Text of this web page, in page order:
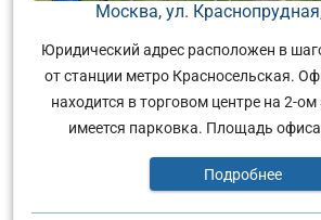
Москва, ул.
Юридический адрес расположен в
от станции метро Красносельская.
находится в торговом центре на 2-
имеется парковка. Площадь
Подробнее